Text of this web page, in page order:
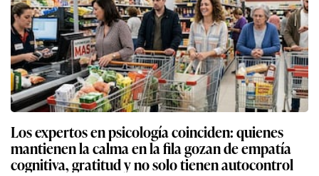
Los expertos en psicología coinciden: quienes
mantienen la calma en la fila gozan de empatía
cognitiva, gratitud y no solo tienen autocontrol